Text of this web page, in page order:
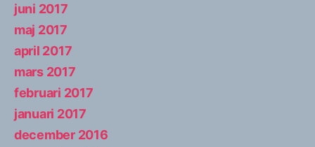
juni 2017
maj 2017
april 2017
mars 2017
februari 2017
januari 2017
december 2016